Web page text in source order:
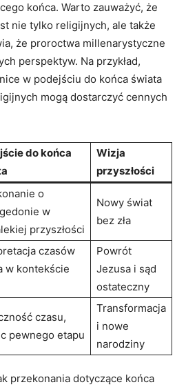
końca. ⁢Warto zauważyć, że
nie tylko religijnych, ale także
że proroctwa​ millenarystyczne
perspektyw. Na przykład,​
⁣w podejściu do końca ⁢świata
mogą dostarczyć cennych⁢
do końca
Wizja
przyszłości
o
w
przyszłości
Nowy⁢ świat
bez zła
‌czasów
w ​kontekście
Powrót
Jezusa ⁢i⁤ sąd
ostateczny
czasu,
pewnego etapu
Transformacja‌
i nowe
narodziny
przekonania dotyczące końca